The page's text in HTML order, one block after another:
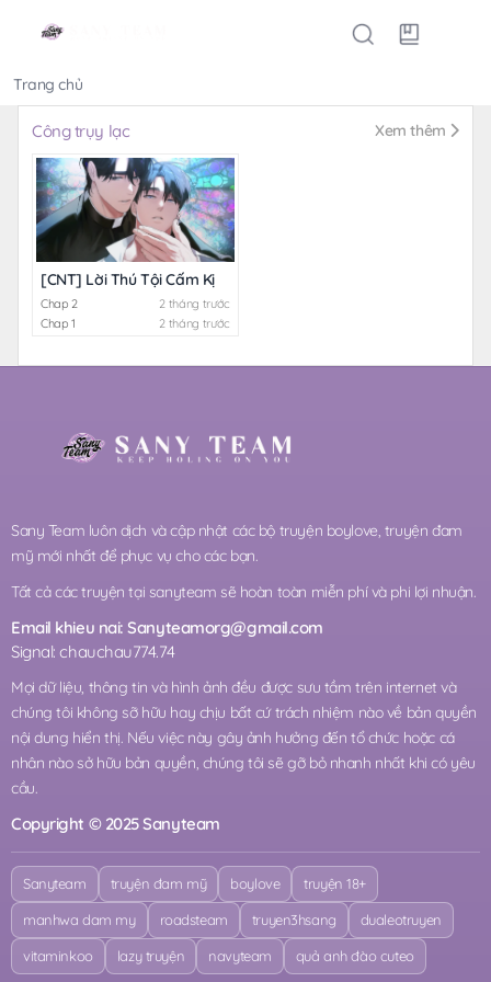
Trang chủ
Công trụy lạc Xem thêm
[CNT] Lời Thú Tội Cấm Kị
Chap 2
2 tháng trước
Chap 1
2 tháng trước
Sany Team luôn dịch và cập nhật các bộ truyện boylove, truyện đam
mỹ mới nhất để phục vụ cho các bạn.
Tất cả các truyện tại sanyteam sẽ hoàn toàn miễn phí và phi lợi nhuận.
Email khieu nai:Sanyteamorg@gmail.com
Signal: chauchau774.74
Mọi dữ liệu, thông tin và hình ảnh đều được sưu tầm trên internet và
chúng tôi không sỡ hữu hay chịu bất cứ trách nhiệm nào về bản quyền
nội dung hiển thị. Nếu việc này gây ảnh hưởng đến tổ chức hoặc cá
nhân nào sở hữu bản quyền, chúng tôi sẽ gỡ bỏ nhanh nhất khi có yêu
cầu.
Copyright © 2025 Sanyteam
Sanyteam truyện đam mỹ boylove truyện 18+
manhwa dam my roadsteam truyen3hsang dualeotruyen
vitaminkoo lazy truyện navyteam quả anh đào cuteo